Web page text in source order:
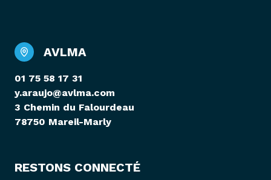
AVLMA
01 75 58 17 31
y.araujo@avlma.com
3 Chemin du Falourdeau
78750 Mareil-Marly
RESTONS CONNECTÉ